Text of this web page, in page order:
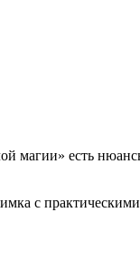
магии» есть
с практическими